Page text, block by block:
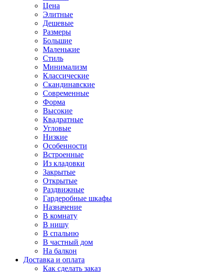
Цена
Элитные
Дешевые
Размеры
Большие
Маленькие
Стиль
Минимализм
Классические
Скандинавские
Современные
Форма
Высокие
Квадратные
Угловые
Низкие
Особенности
Встроенные
Из кладовки
Закрытые
Открытые
Раздвижные
Гардеробные шкафы
Назначение
В комнату
В нишу
В спальню
В частный дом
На балкон
Доставка и оплата
Как сделать заказ